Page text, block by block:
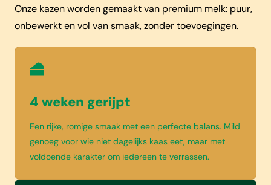
Onze kazen worden gemaakt van premium melk: puur,
onbewerkt en vol van smaak, zonder toevoegingen.
4 weken gerijpt
Een rijke, romige smaak met een perfecte balans. Mild
genoeg voor wie niet dagelijks kaas eet, maar met
voldoende karakter om iedereen te verrassen.